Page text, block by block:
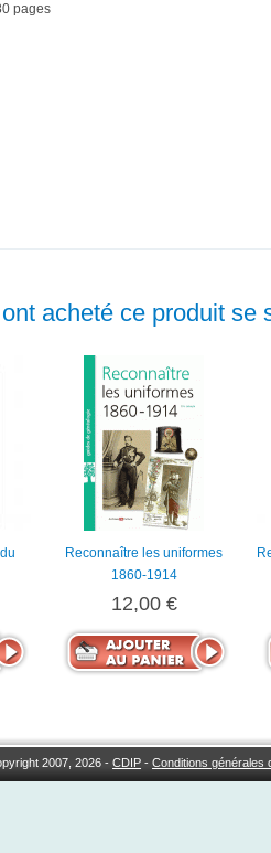
pages
acheté ce produit se
Reconnaître les uniformes
1860-1914
12,00 €
2007, 2026 -CDIP -Conditions générales